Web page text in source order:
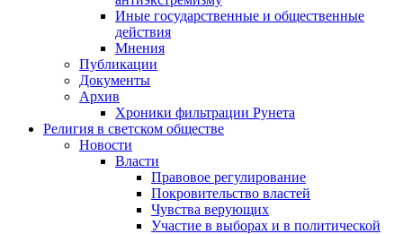
Иные государственные и общественные
действия
Мнения
Публикации
Документы
Архив
Хроники фильтрации Рунета
Религия в светском обществе
Новости
Власти
Правовое регулирование
Покровительство властей
Чувства верующих
Участие в выборах и в политической